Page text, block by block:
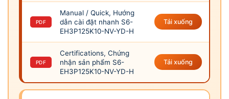
PDF
Manual / Quick, Hướng
dẫn cài đặt nhanh S6-
EH3P125K10-NV-YD-H
Tải xuống
PDF
Certifications, Chứng
nhận sản phẩm S6-
EH3P125K10-NV-YD-H
Tải xuống